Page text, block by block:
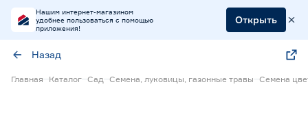
Нашим интернет-магазином
удобнее пользоваться с помощью
приложения!
Открыть
Назад
Главная Каталог Сад Семена, луковицы, газонные травы Семена